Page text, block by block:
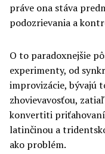
práve ona stáva
podozrievania a
O to paradoxnejšie
experimenty, od
improvizácie, bývajú
zhovievavosťou,
konvertiti
latinčinou a
ako problém.